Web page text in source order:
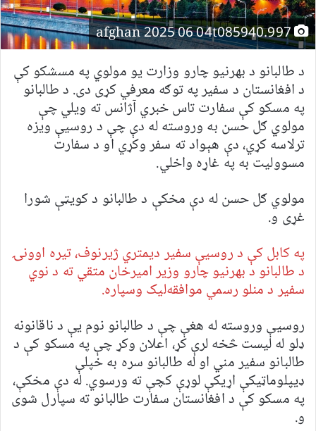
afghan 2025 06 04t085940.997
د طالبانو د بهرنیو چارو وزارت یو مولوي په مسشکو کې
د افغانستان د سفیر په توګه معرفي کړی دی. د طالبانو
په مسکو کې سفارت تاس خبري آژانس ته ویلي چې
مولوي ګل حسن به وروسته له دې چې د روسیې ویزه
ترلاسه کړي، دې هېواد ته سفر وکړي او د سفارت
مسوولیت به په غاړه واخلي.
مولوي ګل حسن له دې مخکې د طالبانو د کویټې شورا
غړی و.
په کابل کې د روسیې سفیر دیمتري ژیرنوف، تیره اوونۍ
د طالبانو د بهرنیو چارو وزیر امیرخان متقي ته د نوي
سفیر د منلو رسمي موافقه‌لیک وسپاره.
روسیې وروسته له هغې چې د طالبانو نوم یې د ناقانونه
ډلو له لیست څخه لرې کړ، اعلان وکړ چې په مسکو کې د
طالبانو سفیر مني او له طالبانو سره به خپلې
ډیپلوماټیکې اړیکې لوړې کچې ته ورسوي. له دې مخکې،
په مسکو کې د افغانستان سفارت طالبانو ته سپارل شوی
و.